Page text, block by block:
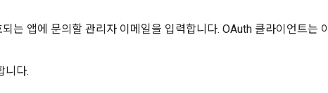
는 앱에 문의할 관리자 이메일을 입력합니다. OAuth 클라이언트는 이
니다.